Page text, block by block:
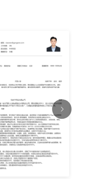
迈出求职第一
作网站
7354阅读
（2026）
5678阅读